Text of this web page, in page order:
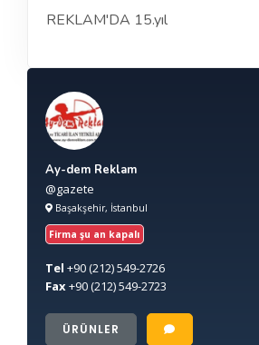
REKLAM'DA 15.yıl
Ay-dem Reklam
@gazete
Başakşehir, İstanbul
Firma şu an kapalı
Tel +90(212) 549-2726
Fax+90(212) 549-2723
ÜRÜNLER